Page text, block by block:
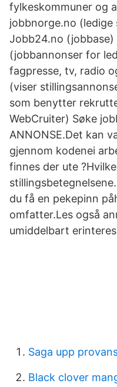
fylkeskommuner og
jobbnorge.no (ledige
Jobb24.no (jobbase)
(jobbannonser for
fagpresse, tv, radio
(viser
som benytter
WebCruiter) Søke
ANNONSE.Det kan
gjennom kodenei
finnes der ute
du få en pekepinn
omfatter.Les også
umiddelbart
Saga upp
Black clover